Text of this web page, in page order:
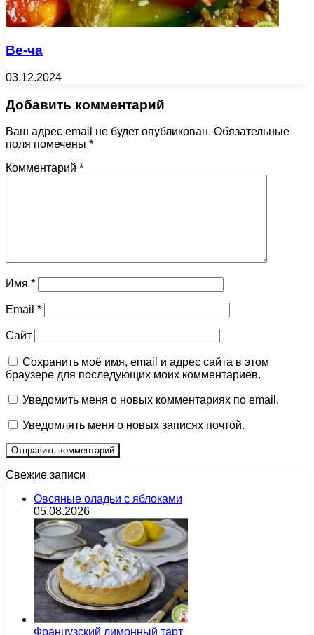
Ве-ча
03.12.2024
Добавить комментарий
Ваш адрес email не будет опубликован. Обязательные
поля помечены *
Комментарий *
Имя *
Email *
Сайт
Сохранить моё имя, email и адрес сайта в этом
браузере для последующих моих комментариев.
Уведомить меня о новых комментариях по email.
Уведомлять меня о новых записях почтой.
Свежие записи
Овсяные оладьи с яблоками
05.08.2026
Французский лимонный тарт